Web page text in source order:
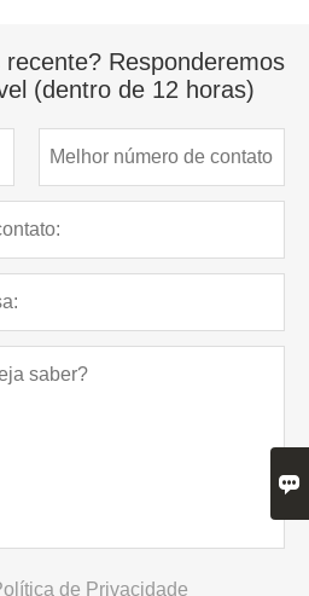
Responderemos
(dentro de 12 horas)
de Privacidade
